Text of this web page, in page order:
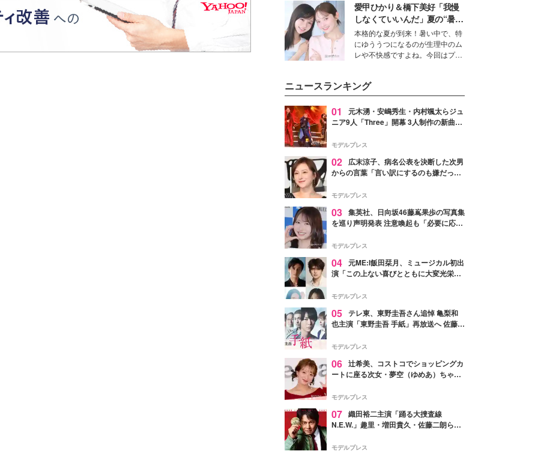
取締役兼クリエイティブディレク
ター・茅野しのぶ。一人ひとりの
個性に寄り添い、魅力を引き出す
衣装作りは、多くの女性たちに勇
気と自信を与え続けている。
愛甲ひかり＆橋下美好「我慢
しなくていいんだ」夏の“暑さ
対策”の新しい選択肢とは？
本格的な夏が到来！暑い中で、特
にゆううつになるのが生理中のム
レや不快感ですよね。今回はプラ
好さんを迎えて本音で女子会トー
ク。猛暑のお出かけを快適に過ご
すヒントや、2人が感動した夏の
生理の新常識にも迫りました。
ニュースランキング
01
元木湧・安嶋秀生・内村颯太らジュ
ニア9人「Three」開幕 3人制作の新曲＆
進んで夢を掴みたい」【ゲネプロレポ】
モデルプレス
02
広末涼子、病名公表を決断した次男
からの言葉「言い訳にするのも嫌だっ
モデルプレス
03 集英社、日向坂46藤嶌果歩の写真集
を巡り声明発表 注意喚起も「必要に応じ
モデルプレス
04 元ME:I飯田栞月、ミュージカル初出
演「この上ない喜びとともに大変光栄」
ャスト発表
モデルプレス
05 テレ東、東野圭吾さん追悼 亀梨和
也主演「東野圭吾 手紙」再放送へ 佐藤隆
モデルプレス
06 辻希美、コストコでショッピングカ
ートに座る次女・夢空（ゆめあ）ちゃん
ぎ」「成長を感じる」の声
モデルプレス
07 織田裕二主演「踊る大捜査線
N.E.W.」趣里・増田貴久・佐藤二朗ら新
徴する“謎のキーワード”も
モデルプレス